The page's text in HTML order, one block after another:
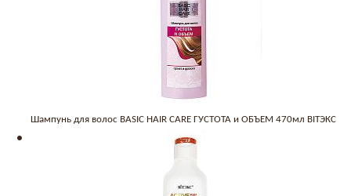
Шампунь для волос BASIC HAIR CARE ГУСТОТА и ОБЪЕМ 470мл BITЭКС